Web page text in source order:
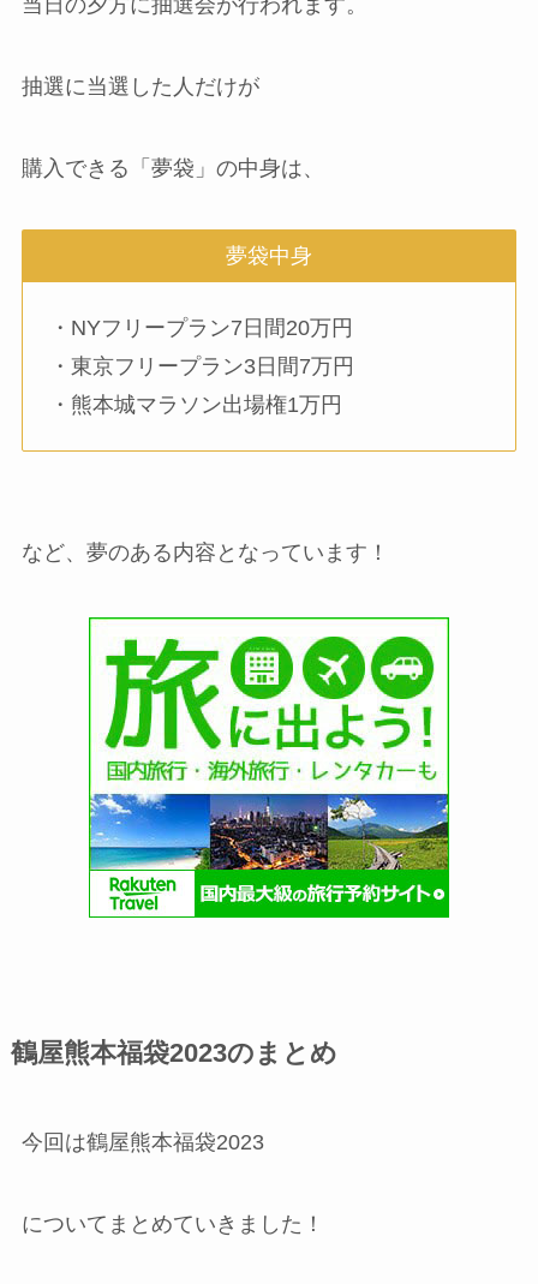
抽選に当選した人だけが
購入できる「夢袋」の中身は、
夢袋中身
・NYフリープラン7日間20万円
・東京フリープラン3日間7万円
・熊本城マラソン出場権1万円
など、夢のある内容となっています！
鶴屋熊本福袋2023のまとめ
今回は鶴屋熊本福袋2023
についてまとめていきました！